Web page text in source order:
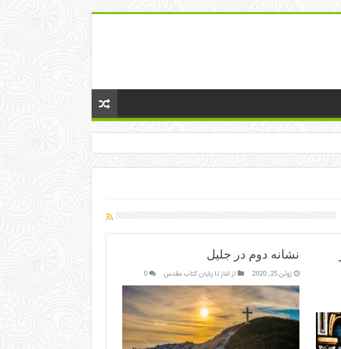
نشانه دوم در جلیل
ژوئن 25, 2020 از اغاز تا پایان کتاب مقدس 0